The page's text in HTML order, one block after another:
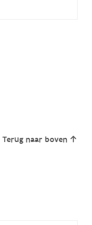
Terug naar boven